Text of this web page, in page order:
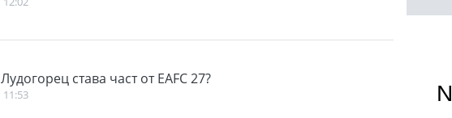
Лудогорец става част от EAFC 27?
11:53